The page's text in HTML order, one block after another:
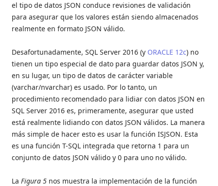
el tipo de datos JSON conduce revisiones de validación
para asegurar que los valores están siendo almacenados
realmente en formato JSON válido.
Desafortunadamente, SQL Server 2016 (y ORACLE 12c) no
tienen un tipo especial de dato para guardar datos JSON y,
en su lugar, un tipo de datos de carácter variable
(varchar/nvarchar) es usado. Por lo tanto, un
procedimiento recomendado para lidiar con datos JSON en
SQL Server 2016 es, primeramente, asegurar que usted
está realmente lidiando con datos JSON válidos. La manera
más simple de hacer esto es usar la función ISJSON. Esta
es una función T-SQL integrada que retorna 1 para un
conjunto de datos JSON válido y 0 para uno no válido.
La Figura 5 nos muestra la implementación de la función